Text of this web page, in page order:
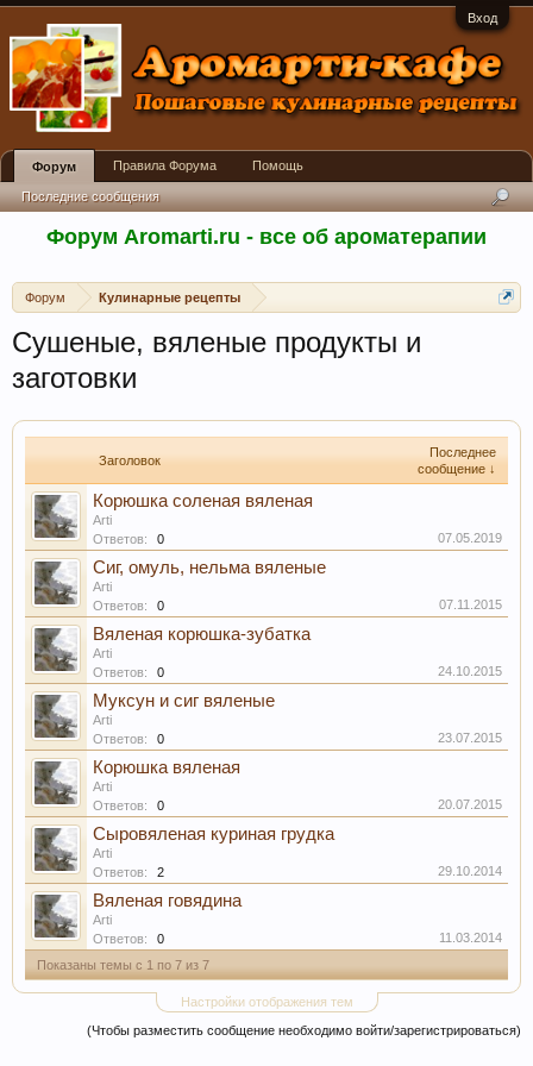
Вход
Форум Aromarti.ru - все об ароматерапии
Форум Кулинарные рецепты
Сушеные, вяленые продукты и
заготовки
Заголовок
Последнее
сообщение ↓
Корюшка соленая вяленая
Arti
Ответов:
0 07.05.2019
Сиг, омуль, нельма вяленые
Arti
Ответов:
0 07.11.2015
Вяленая корюшка-зубатка
Arti
Ответов:
0 24.10.2015
Муксун и сиг вяленые
Arti
Ответов:
0 23.07.2015
Корюшка вяленая
Arti
Ответов:
0 20.07.2015
Сыровяленая куриная грудка
Arti
Ответов:
2 29.10.2014
Вяленая говядина
Arti
Ответов:
0
11.03.2014
Показаны темы с 1 по 7 из 7
Настройки отображения тем
(Чтобы разместить сообщение необходимо войти/зарегистрироваться)
Форум
Последние сообщения
Правила Форума Помощь